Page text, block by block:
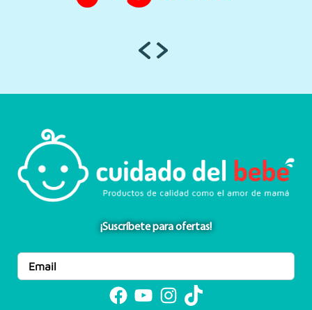
¡Suscríbete para ofertas!
Facebook
YouTube
Instagram
TikTok